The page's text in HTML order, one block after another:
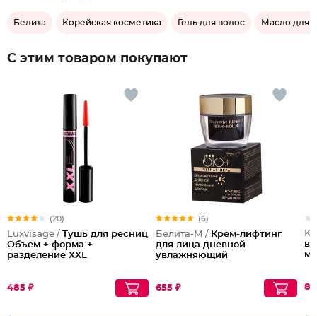
Белита Корейская косметика Гель для волос Масло для
С этим товаром покупают
(20)
Luxvisage / Тушь для ресниц
Объем + форма +
разделение XXL
485 ₽
(6)
Белита-М / Крем-лифтинг
для лица дневной
увлажняющий
655 ₽
мл